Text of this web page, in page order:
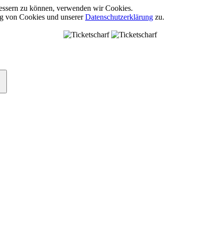
zu können, verwenden wir Cookies.
von Cookies und unsererDatenschutzerklärung zu.